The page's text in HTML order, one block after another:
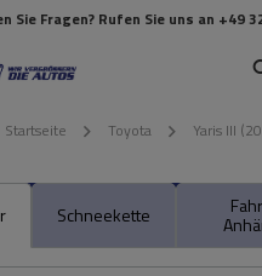
Sie Fragen? Rufen Sie uns an +49
Startseite Toyota Yaris III
Schneekette